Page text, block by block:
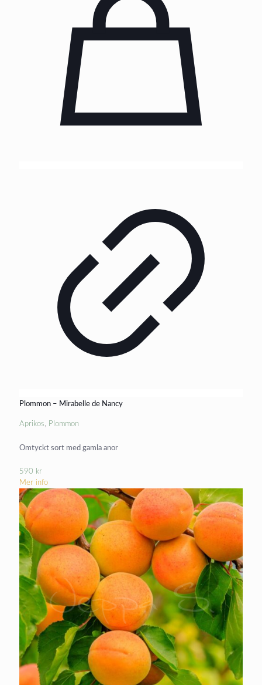
Plommon – Mirabelle de Nancy
Aprikos, Plommon
Omtyckt sort med gamla anor
590 kr
Mer info